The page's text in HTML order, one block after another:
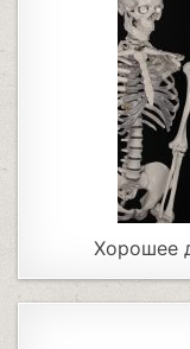
Хорошее